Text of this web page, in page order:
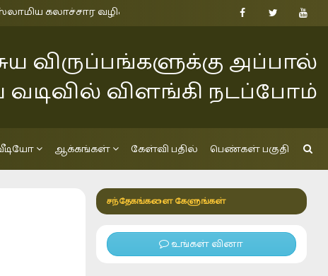
கலாச்சார வழிகாட்டல் மையம், அக்கரைப்பற்று 0770525479
விருப்பங்களுக்கு அப்பால்
விளங்கி நடப்போம்
ஆக்கங்கள் கேள்வி பதில் பெண்கள் பகுதி
சந்தேகங்களை கேளுங்கள்
உங்கள் வினா